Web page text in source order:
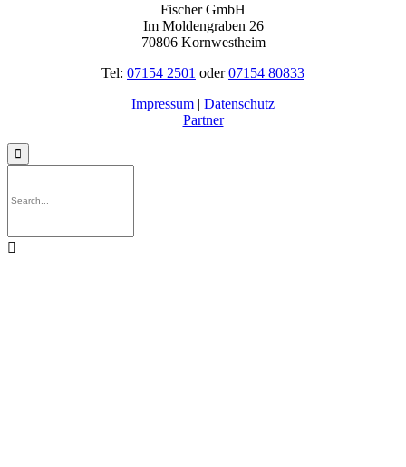
Fischer GmbH
Im Moldengraben 26
70806 Kornwestheim
Tel: 07154 2501 oder07154 80833
Impressum | Datenschutz
Partner

